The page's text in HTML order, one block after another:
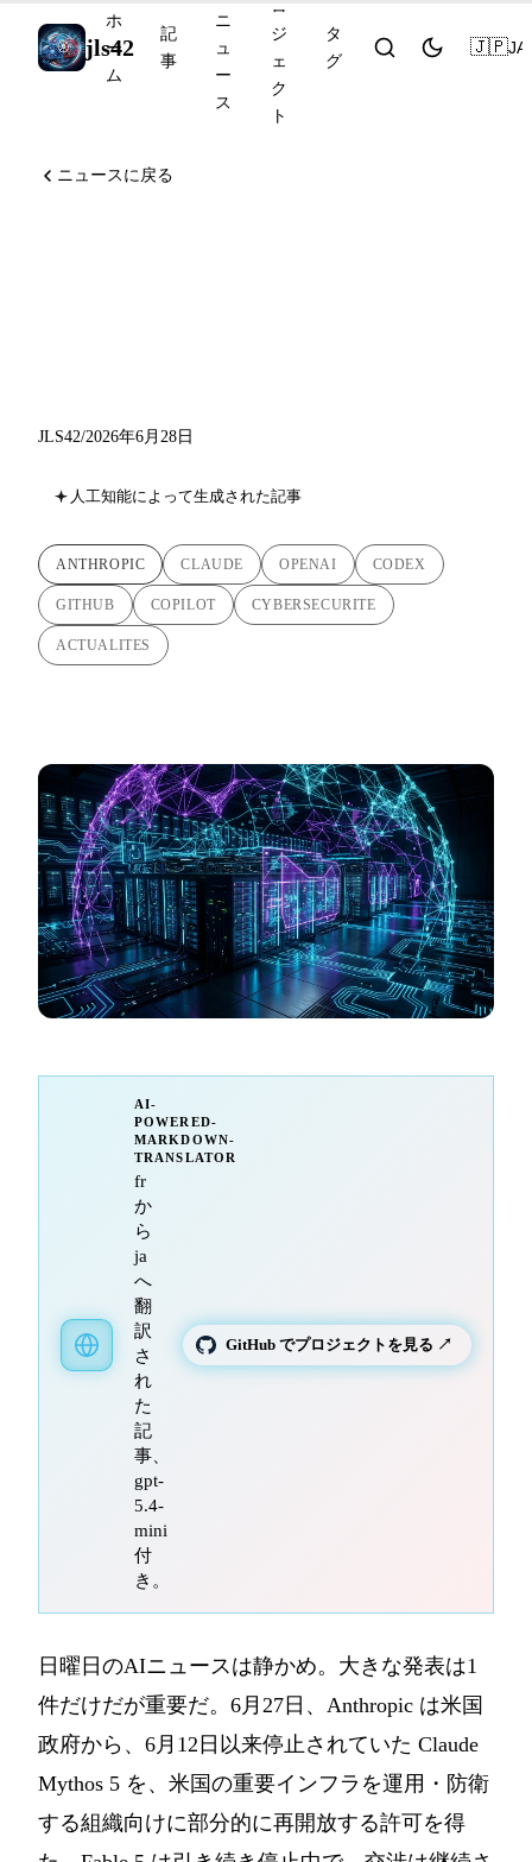
jls42
ホ
ー
ム
記
事
ニ
ュ
ー
ス
ロ
ジ
ェ
ク
ト
タ
グ
🇯🇵JA
ニュースに戻る
JLS42/2026年6月28日
人工知能によって生成された記事
ANTHROPIC CLAUDE OPENAI CODEX
GITHUB COPILOT CYBERSECURITE
ACTUALITES
AI-
POWERED-
MARKDOWN-
TRANSLATOR
fr
か
ら
ja
へ
翻
訳
さ
れ
た
記
事、
gpt-
5.4-
mini
付
き。
GitHub でプロジェクトを見る ↗
日曜日のAIニュースは静かめ。大きな発表は1
件だけだが重要だ。6月27日、Anthropic は米国
政府から、6月12日以来停止されていた Claude
Mythos 5 を、米国の重要インフラを運用・防衛
する組織向けに部分的に再開放する許可を得